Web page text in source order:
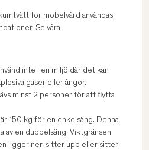
för möbelvård användas.
Se våra
inte i en miljö där det kan
gaser eller ångor.
minst 2 personer för att flytta
150 kg för en enkelsäng. Denna
av en dubbelsäng. Viktgränsen
ligger ner, sitter upp eller sitter